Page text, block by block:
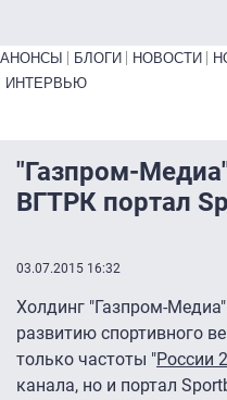
Primary links bottom
АНОНСЫ БЛОГИ НОВОСТИ
ИНТЕРВЬЮ
"Газпром-
ВГТРК портал
03.07.2015 16:32
Холдинг "Газпром-
развитию спортивного
только частоты "России 2
канала, но и портал